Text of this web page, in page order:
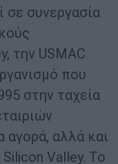
σε συνεργασία
την USMAC
που
στην ταχεία
αγορά, αλλά και
Valley. Το